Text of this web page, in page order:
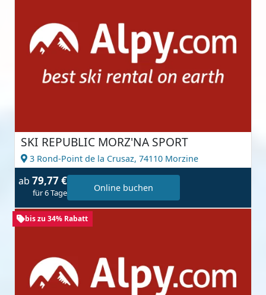
SKI REPUBLIC MORZ'NA SPORT
3 Rond-Point de la Crusaz, 74110 Morzine
ab 79,77 €
für 6 Tage Online buchen
bis zu 34% Rabatt